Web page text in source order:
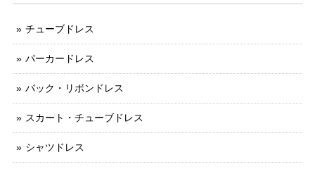
チューブドレス
パーカードレス
バック・リボンドレス
スカート・チューブドレス
シャツドレス